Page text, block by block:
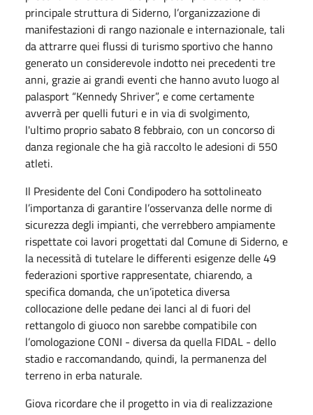
principale struttura di Siderno, l’organizzazione di
manifestazioni di rango nazionale e internazionale, tali
da attrarre quei flussi di turismo sportivo che hanno
generato un considerevole indotto nei precedenti tre
anni, grazie ai grandi eventi che hanno avuto luogo al
palasport “Kennedy Shriver”, e come certamente
avverrà per quelli futuri e in via di svolgimento,
l'ultimo proprio sabato 8 febbraio, con un concorso di
danza regionale che ha già raccolto le adesioni di 550
atleti.
Il Presidente del Coni Condipodero ha sottolineato
l’importanza di garantire l’osservanza delle norme di
sicurezza degli impianti, che verrebbero ampiamente
rispettate coi lavori progettati dal Comune di Siderno, e
la necessità di tutelare le differenti esigenze delle 49
federazioni sportive rappresentate, chiarendo, a
specifica domanda, che un’ipotetica diversa
collocazione delle pedane dei lanci al di fuori del
rettangolo di giuoco non sarebbe compatibile con
l’omologazione CONI - diversa da quella FIDAL - dello
stadio e raccomandando, quindi, la permanenza del
terreno in erba naturale.
Giova ricordare che il progetto in via di realizzazione